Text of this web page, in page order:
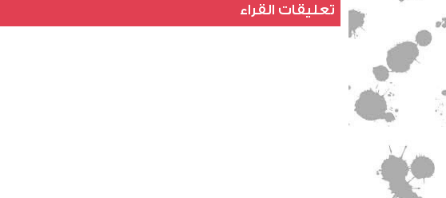
تعليقات القراء